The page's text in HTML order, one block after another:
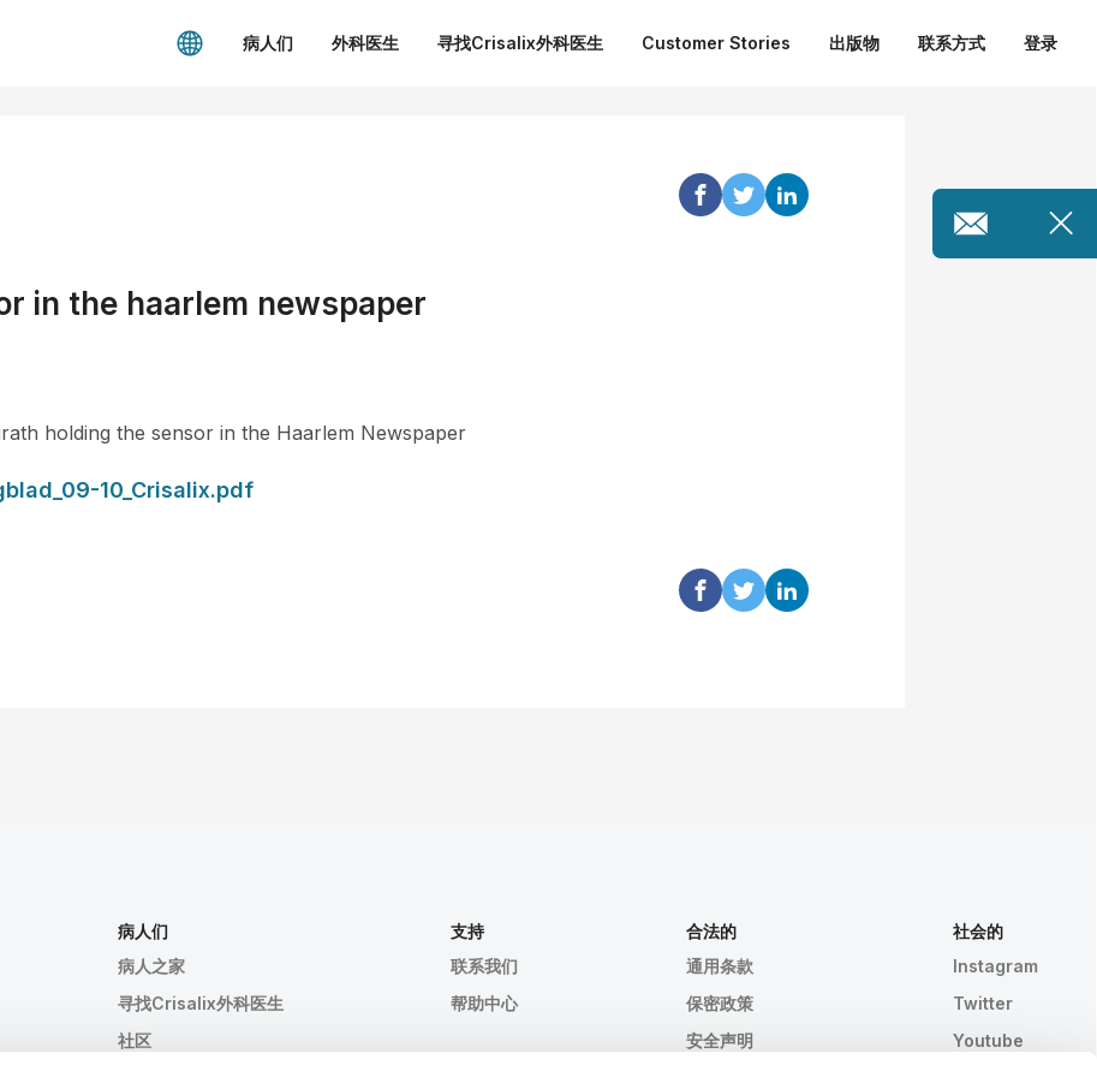
病人们 外科医生 寻找Crisalix外科医生 Customer Stories 出版物 联系方式 登录
in the haarlem newspaper
holding the sensor in the Haarlem Newspaper
10_Crisalix.pdf
病人们
病人之家
寻找Crisalix外科医生
社区
支持
联系我们
帮助中心
合法的
通用条款
保密政策
安全声明
社会的
Instagram
Twitter
Youtube